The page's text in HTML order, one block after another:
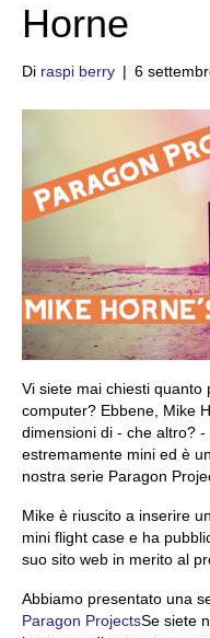
Horne
Di raspi berry | 6
Vi siete mai chiesti quanto
computer? Ebbene, Mike
dimensioni di - che altro?
estremamente mini ed è
nostra serie Paragon
Mike è riuscito a inserire
mini flight case e ha
suo sito web in merito al
Abbiamo presentato una
Paragon ProjectsSe siete